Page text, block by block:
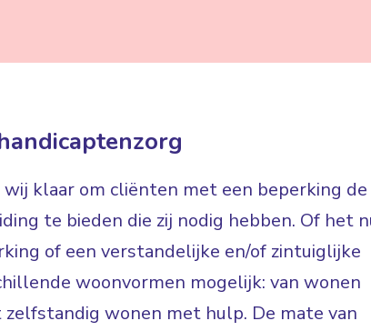
klaar om cliënten met een beperking de
te bieden die zij nodig hebben. Of het
of een verstandelijke en/of zintuiglijke
woonvormen mogelijk: van wonen
wonen met hulp. De mate van